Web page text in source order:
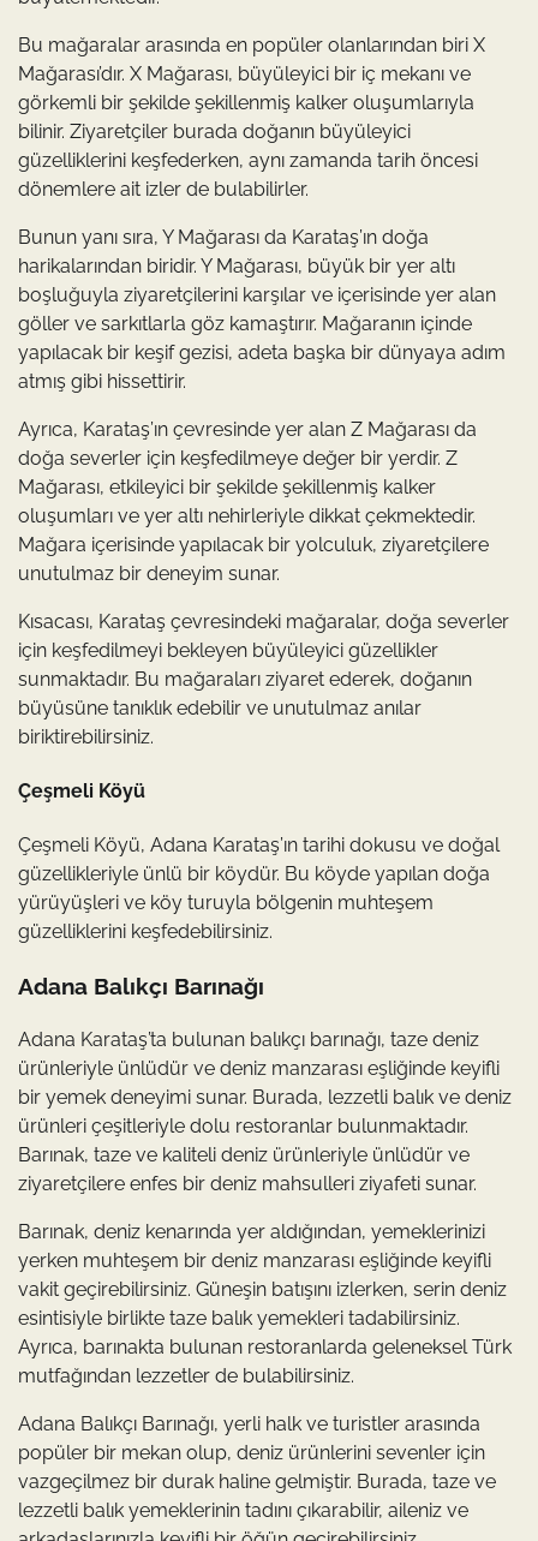
Bu mağaralar arasında en popüler olanlarından biri X
Mağarası’dır. X Mağarası, büyüleyici bir iç mekanı ve
görkemli bir şekilde şekillenmiş kalker oluşumlarıyla
bilinir. Ziyaretçiler burada doğanın büyüleyici
güzelliklerini keşfederken, aynı zamanda tarih öncesi
dönemlere ait izler de bulabilirler.
Bunun yanı sıra, Y Mağarası da Karataş’ın doğa
harikalarından biridir. Y Mağarası, büyük bir yer altı
boşluğuyla ziyaretçilerini karşılar ve içerisinde yer alan
göller ve sarkıtlarla göz kamaştırır. Mağaranın içinde
yapılacak bir keşif gezisi, adeta başka bir dünyaya adım
atmış gibi hissettirir.
Ayrıca, Karataş’ın çevresinde yer alan Z Mağarası da
doğa severler için keşfedilmeye değer bir yerdir. Z
Mağarası, etkileyici bir şekilde şekillenmiş kalker
oluşumları ve yer altı nehirleriyle dikkat çekmektedir.
Mağara içerisinde yapılacak bir yolculuk, ziyaretçilere
unutulmaz bir deneyim sunar.
Kısacası, Karataş çevresindeki mağaralar, doğa severler
için keşfedilmeyi bekleyen büyüleyici güzellikler
sunmaktadır. Bu mağaraları ziyaret ederek, doğanın
büyüsüne tanıklık edebilir ve unutulmaz anılar
biriktirebilirsiniz.
Çeşmeli Köyü
Çeşmeli Köyü, Adana Karataş’ın tarihi dokusu ve doğal
güzellikleriyle ünlü bir köydür. Bu köyde yapılan doğa
yürüyüşleri ve köy turuyla bölgenin muhteşem
güzelliklerini keşfedebilirsiniz.
Adana Balıkçı Barınağı
Adana Karataş’ta bulunan balıkçı barınağı, taze deniz
ürünleriyle ünlüdür ve deniz manzarası eşliğinde keyifli
bir yemek deneyimi sunar. Burada, lezzetli balık ve deniz
ürünleri çeşitleriyle dolu restoranlar bulunmaktadır.
Barınak, taze ve kaliteli deniz ürünleriyle ünlüdür ve
ziyaretçilere enfes bir deniz mahsulleri ziyafeti sunar.
Barınak, deniz kenarında yer aldığından, yemeklerinizi
yerken muhteşem bir deniz manzarası eşliğinde keyifli
vakit geçirebilirsiniz. Güneşin batışını izlerken, serin deniz
esintisiyle birlikte taze balık yemekleri tadabilirsiniz.
Ayrıca, barınakta bulunan restoranlarda geleneksel Türk
mutfağından lezzetler de bulabilirsiniz.
Adana Balıkçı Barınağı, yerli halk ve turistler arasında
popüler bir mekan olup, deniz ürünlerini sevenler için
vazgeçilmez bir durak haline gelmiştir. Burada, taze ve
lezzetli balık yemeklerinin tadını çıkarabilir, aileniz ve